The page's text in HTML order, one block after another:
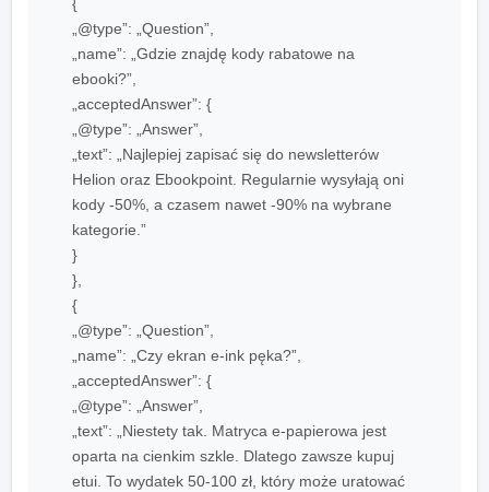
„@type”: „Question”,
„name”: „Gdzie znajdę kody rabatowe na
ebooki?”,
„acceptedAnswer”: {
„@type”: „Answer”,
„text”: „Najlepiej zapisać się do newsletterów
Helion oraz Ebookpoint. Regularnie wysyłają oni
kody -50%, a czasem nawet -90% na wybrane
kategorie.”
}
},
{
„@type”: „Question”,
„name”: „Czy ekran e-ink pęka?”,
„acceptedAnswer”: {
„@type”: „Answer”,
„text”: „Niestety tak. Matryca e-papierowa jest
oparta na cienkim szkle. Dlatego zawsze kupuj
etui. To wydatek 50-100 zł, który może uratować